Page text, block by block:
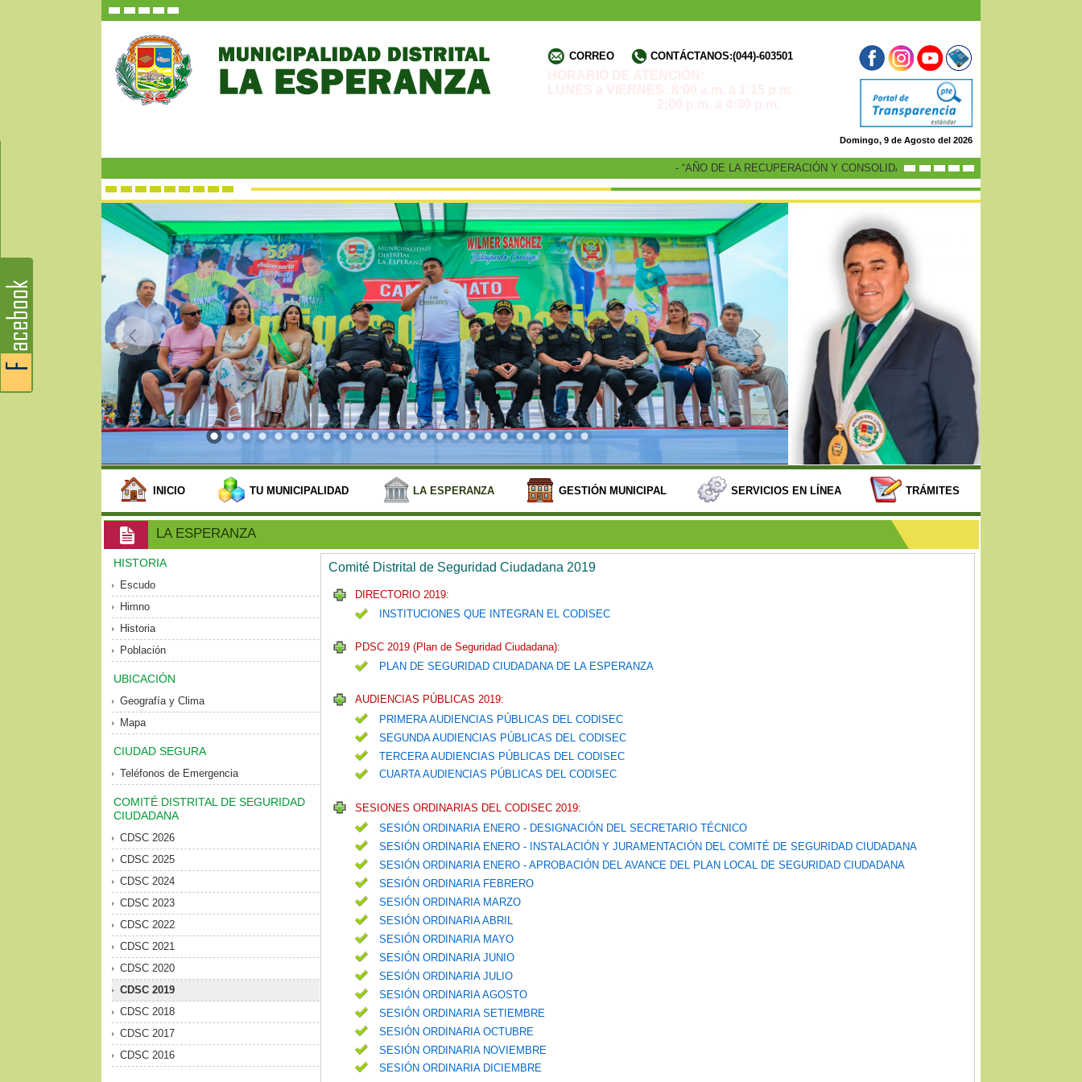
CORREO CONTÁCTANOS:(044)-603501
Domingo, 9 de Agosto del 2026
- “AÑO DE LA RECUPERACIÓN Y CONSOLIDACIÓN DE LA ECONOMÍA PERUANA”
INICIO TU MUNICIPALIDAD LA ESPERANZA GESTIÓN MUNICIPAL SERVICIOS EN LÍNEA TRÁMITES
LA ESPERANZA
HISTORIA
Escudo
Himno
Historia
Población
UBICACIÓN
Geografía y Clima
Mapa
CIUDAD SEGURA
Teléfonos de Emergencia
COMITÉ DISTRITAL DE SEGURIDAD
CIUDADANA
CDSC 2026
CDSC 2025
CDSC 2024
CDSC 2023
CDSC 2022
CDSC 2021
CDSC 2020
CDSC 2019
CDSC 2018
CDSC 2017
CDSC 2016
Comité Distrital de Seguridad Ciudadana 2019
DIRECTORIO 2019:
INSTITUCIONES QUE INTEGRAN EL CODISEC
PDSC 2019 (Plan de Seguridad Ciudadana):
PLAN DE SEGURIDAD CIUDADANA DE LA ESPERANZA
AUDIENCIAS PÚBLICAS 2019:
PRIMERA AUDIENCIAS PÚBLICAS DEL CODISEC
SEGUNDA AUDIENCIAS PÚBLICAS DEL CODISEC
TERCERA AUDIENCIAS PÚBLICAS DEL CODISEC
CUARTA AUDIENCIAS PÚBLICAS DEL CODISEC
SESIONES ORDINARIAS DEL CODISEC 2019:
SESIÓN ORDINARIA ENERO - DESIGNACIÓN DEL SECRETARIO TÉCNICO
SESIÓN ORDINARIA ENERO - INSTALACIÓN Y JURAMENTACIÓN DEL COMITÉ DE SEGURIDAD CIUDADANA
SESIÓN ORDINARIA ENERO - APROBACIÓN DEL AVANCE DEL PLAN LOCAL DE SEGURIDAD CIUDADANA
SESIÓN ORDINARIA FEBRERO
SESIÓN ORDINARIA MARZO
SESIÓN ORDINARIA ABRIL
SESIÓN ORDINARIA MAYO
SESIÓN ORDINARIA JUNIO
SESIÓN ORDINARIA JULIO
SESIÓN ORDINARIA AGOSTO
SESIÓN ORDINARIA SETIEMBRE
SESIÓN ORDINARIA OCTUBRE
SESIÓN ORDINARIA NOVIEMBRE
SESIÓN ORDINARIA DICIEMBRE